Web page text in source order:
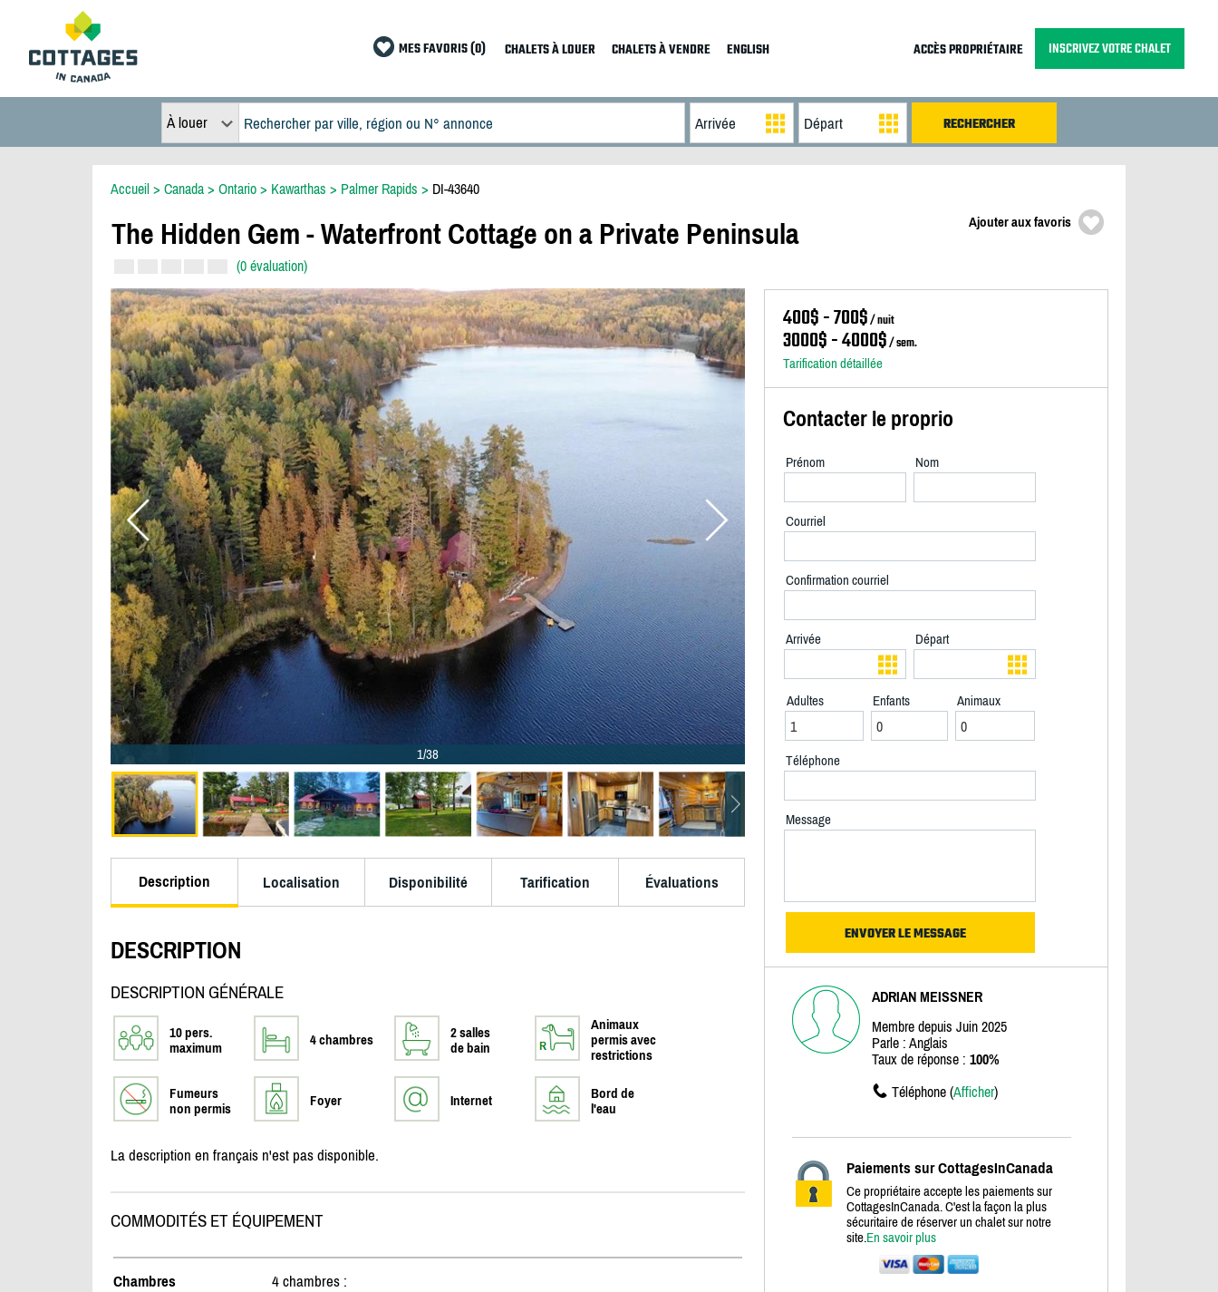
MES FAVORIS (0) CHALETS À LOUER CHALETS À VENDRE ENGLISH ACCÈS PROPRIÉTAIRE INSCRIVEZ VOTRE CHALET
À louer
Accueil > Canada > Ontario > Kawarthas > Palmer Rapids > DI-43640
The Hidden Gem - Waterfront Cottage on a Private Peninsula
(0 évaluation)
Ajouter aux favoris
1/38
Description Localisation Disponibilité Tarification Évaluations
DESCRIPTION
DESCRIPTION GÉNÉRALE
10 pers.
maximum
4 chambres
2 salles
de bain
Animaux
permis avec
restrictions
Fumeurs
non permis
Foyer Internet
Bord de
l'eau
La description en français n'est pas disponible.
COMMODITÉS ET ÉQUIPEMENT
Chambres
4 chambres :
400$ - 700$/ nuit
3000$ - 4000$/ sem.
Tarification détaillée
Contacter le proprio
Prénom Nom
Courriel
Confirmation courriel
Arrivée Départ
Adultes Enfants Animaux
Téléphone
Message
ADRIAN MEISSNER
Membre depuis Juin 2025
Parle : Anglais
Taux de réponse : 100%
Téléphone (Afficher)
Paiements sur CottagesInCanada
Ce propriétaire accepte les paiements sur
CottagesInCanada. C'est la façon la plus
sécuritaire de réserver un chalet sur notre
site.En savoir plus